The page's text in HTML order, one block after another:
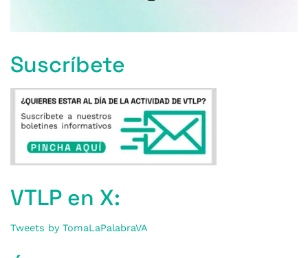
Suscríbete
VTLP en X:
Tweets by TomaLaPalabraVA